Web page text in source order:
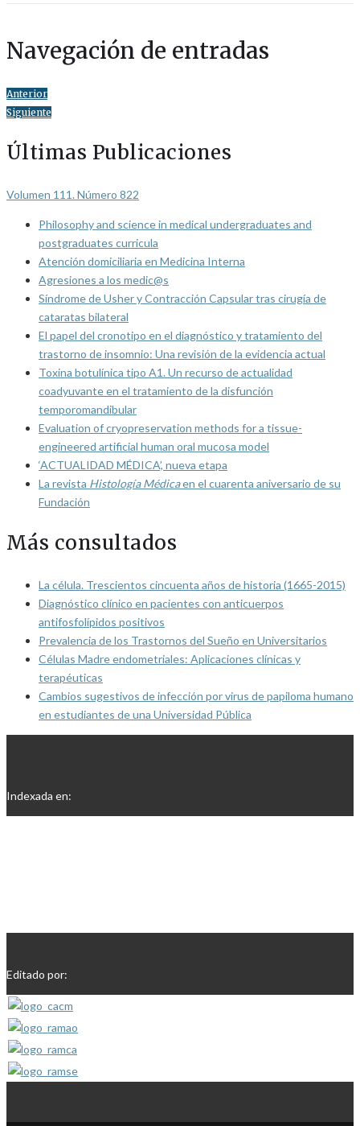
Navegación de entradas
Anterior
Siguiente
Últimas Publicaciones
Volumen 111. Número 822
Philosophy and science in medical undergraduates and
postgraduates curricula
Atención domiciliaria en Medicina Interna
Agresiones a los medic@s
Síndrome de Usher y Contracción Capsular tras cirugía de
cataratas bilateral
El papel del cronotipo en el diagnóstico y tratamiento del
trastorno de insomnio: Una revisión de la evidencia actual
Toxina botulínica tipo A1. Un recurso de actualidad
coadyuvante en el tratamiento de la disfunción
temporomandibular
Evaluation of cryopreservation methods for a tissue-
engineered artificial human oral mucosa model
‘ACTUALIDAD MÉDICA’, nueva etapa
La revista Histología Médicaen el cuarenta aniversario de su
Fundación
Más consultados
La célula. Trescientos cincuenta años de historia (1665-2015)
Diagnóstico clínico en pacientes con anticuerpos
antifosfolípidos positivos
Prevalencia de los Trastornos del Sueño en Universitarios
Células Madre endometriales: Aplicaciones clínicas y
terapéuticas
Cambios sugestivos de infección por virus de papiloma humano
en estudiantes de una Universidad Pública
Indexada en:
Editado por: